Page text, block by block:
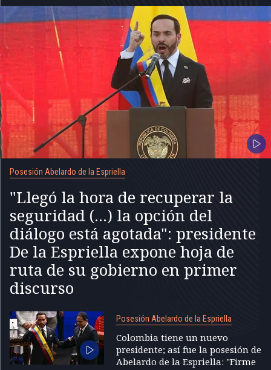
Posesión Abelardo de la Espriella
"Llegó la hora de recuperar la
seguridad (...) la opción del
diálogo está agotada": presidente
De la Espriella expone hoja de
ruta de su gobierno en primer
discurso
Posesión Abelardo de la Espriella
Colombia tiene un nuevo
presidente; así fue la posesión de
Abelardo de la Espriella: "Firme